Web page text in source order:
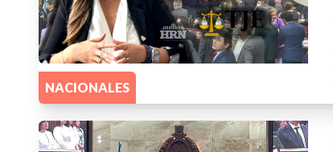
NACIONALES